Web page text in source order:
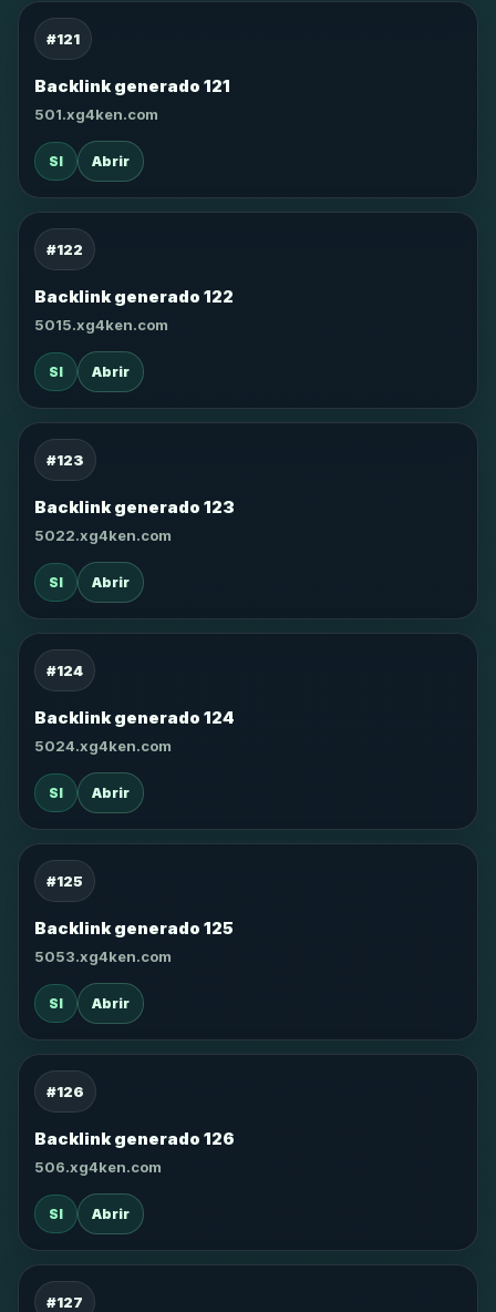
#121
Backlink generado 121
501.xg4ken.com
SI Abrir
#122
Backlink generado 122
5015.xg4ken.com
SI Abrir
#123
Backlink generado 123
5022.xg4ken.com
SI Abrir
#124
Backlink generado 124
5024.xg4ken.com
SI Abrir
#125
Backlink generado 125
5053.xg4ken.com
SI Abrir
#126
Backlink generado 126
506.xg4ken.com
SI Abrir
#127